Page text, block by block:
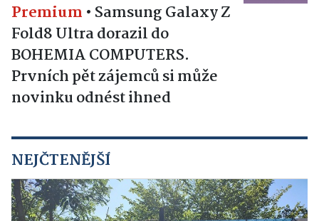
Premium • Samsung Galaxy Z
Fold8 Ultra dorazil do
BOHEMIA COMPUTERS.
Prvních pět zájemců si může
novinku odnést ihned
NEJČTENĚJŠÍ